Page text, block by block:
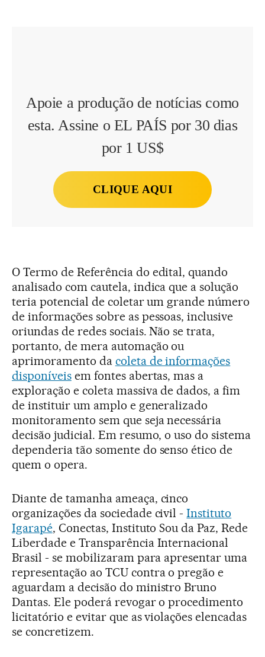
Apoie a produção de notícias como
esta. Assine o EL PAÍS por 30 dias
por 1 US$
CLIQUE AQUI
O Termo de Referência do edital, quando
analisado com cautela, indica que a solução
teria potencial de coletar um grande número
de informações sobre as pessoas, inclusive
oriundas de redes sociais. Não se trata,
portanto, de mera automação ou
aprimoramento da coleta de informações
disponíveisem fontes abertas, mas a
exploração e coleta massiva de dados, a fim
de instituir um amplo e generalizado
monitoramento sem que seja necessária
decisão judicial. Em resumo, o uso do sistema
dependeria tão somente do senso ético de
quem o opera.
Diante de tamanha ameaça, cinco
organizações da sociedade civil -Instituto
Igarapé, Conectas, Instituto Sou da Paz, Rede
Liberdade e Transparência Internacional
Brasil - se mobilizaram para apresentar uma
representação ao TCU contra o pregão e
aguardam a decisão do ministro Bruno
Dantas. Ele poderá revogar o procedimento
licitatório e evitar que as violações elencadas
se concretizem.